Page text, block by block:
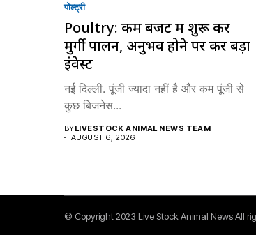
पोल्ट्री
Poultry: कम बजट में शुरू करें
मुर्गी पालन, अनुभव होने पर करें बड़ा
इंवेस्ट
नई दिल्ली. पूंजी ज्यादा नहीं है और कम पूंजी से
कुछ बिजनेस...
BYLIVESTOCK ANIMAL NEWS TEAM
AUGUST 6, 2026
© Copyright 2023 Live Stock Animal News All